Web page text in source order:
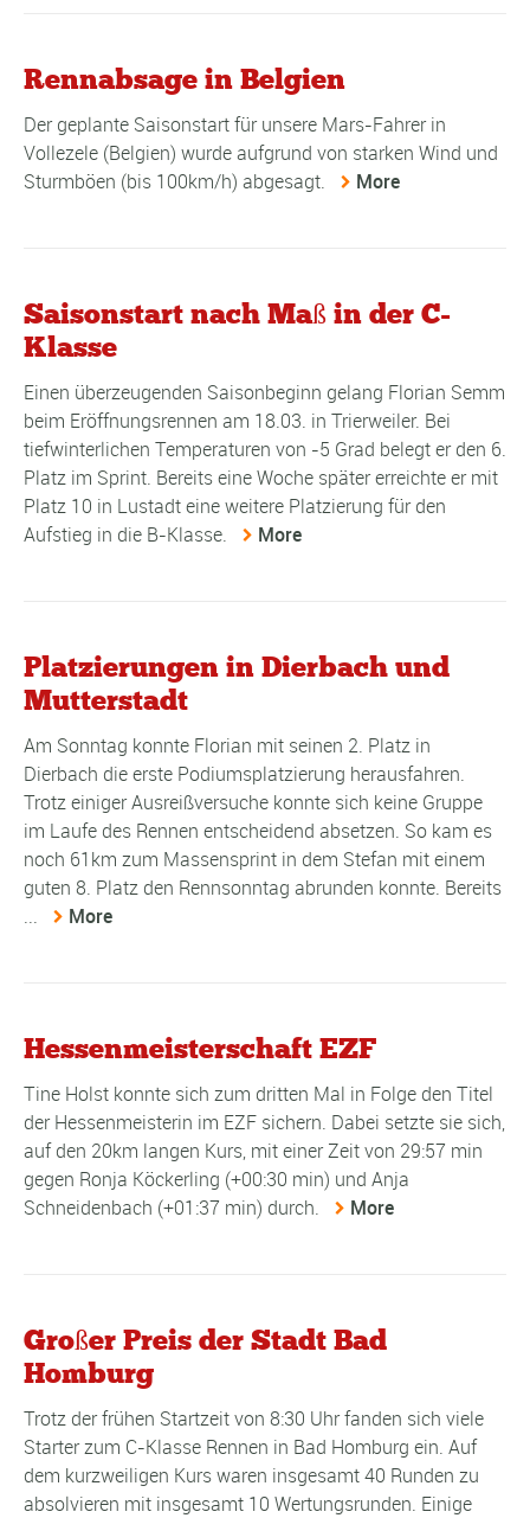
Rennabsage in Belgien
Der geplante Saisonstart für unsere Mars-Fahrer in
Vollezele (Belgien) wurde aufgrund von starken Wind und
Sturmböen (bis 100km/h) abgesagt.
More
Saisonstart nach Maß in der C-
Klasse
Einen überzeugenden Saisonbeginn gelang Florian Semm
beim Eröffnungsrennen am 18.03. in Trierweiler. Bei
tiefwinterlichen Temperaturen von -5 Grad belegt er den 6.
Platz im Sprint. Bereits eine Woche später erreichte er mit
Platz 10 in Lustadt eine weitere Platzierung für den
Aufstieg in die B-Klasse.
More
Platzierungen in Dierbach und
Mutterstadt
Am Sonntag konnte Florian mit seinen 2. Platz in
Dierbach die erste Podiumsplatzierung herausfahren.
Trotz einiger Ausreißversuche konnte sich keine Gruppe
im Laufe des Rennen entscheidend absetzen. So kam es
noch 61km zum Massensprint in dem Stefan mit einem
guten 8. Platz den Rennsonntag abrunden konnte. Bereits
...
More
Hessenmeisterschaft EZF
Tine Holst konnte sich zum dritten Mal in Folge den Titel
der Hessenmeisterin im EZF sichern. Dabei setzte sie sich,
auf den 20km langen Kurs, mit einer Zeit von 29:57 min
gegen Ronja Köckerling (+00:30 min) und Anja
Schneidenbach (+01:37 min) durch.
More
Großer Preis der Stadt Bad
Homburg
Trotz der frühen Startzeit von 8:30 Uhr fanden sich viele
Starter zum C-Klasse Rennen in Bad Homburg ein. Auf
dem kurzweiligen Kurs waren insgesamt 40 Runden zu
absolvieren mit insgesamt 10 Wertungsrunden. Einige